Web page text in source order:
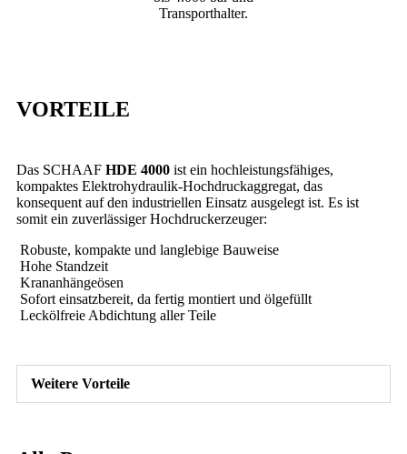
Transporthalter.
VORTEILE
Das SCHAAF HDE 4000 ist ein hochleistungsfähiges,
kompaktes Elektrohydraulik-Hochdruckaggregat, das
konsequent auf den industriellen Einsatz ausgelegt ist. Es ist
somit ein zuverlässiger Hochdruckerzeuger:
Robuste, kompakte und langlebige Bauweise
Hohe Standzeit
Krananhängeösen
Sofort einsatzbereit, da fertig montiert und ölgefüllt
Leckölfreie Abdichtung aller Teile
Weitere Vorteile